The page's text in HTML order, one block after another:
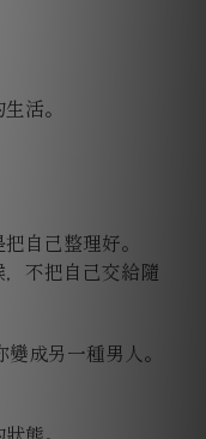
活。
自己整理好。
不把自己交給隨
成另一種男人。